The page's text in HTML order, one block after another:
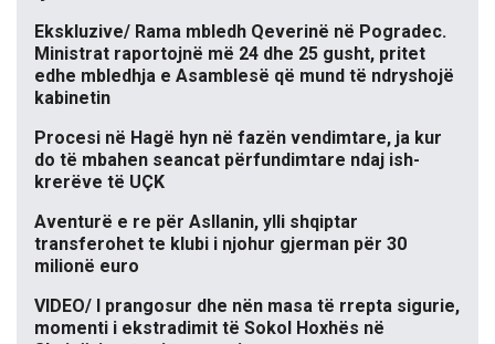
Ekskluzive/ Rama mbledh Qeverinë në Pogradec.
Ministrat raportojnë më 24 dhe 25 gusht, pritet
edhe mbledhja e Asamblesë që mund të ndryshojë
kabinetin
Procesi në Hagë hyn në fazën vendimtare, ja kur
do të mbahen seancat përfundimtare ndaj ish-
krerëve të UÇK
Aventurë e re për Asllanin, ylli shqiptar
transferohet te klubi i njohur gjerman për 30
milionë euro
VIDEO/ I prangosur dhe nën masa të rrepta sigurie,
momenti i ekstradimit të Sokol Hoxhës në